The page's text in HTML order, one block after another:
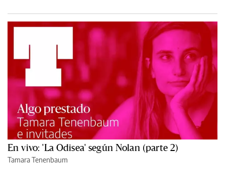
En vivo: 'La Odisea' según Nolan (parte 2)
Tamara Tenenbaum